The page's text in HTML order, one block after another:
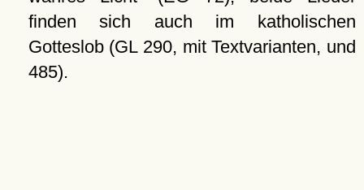
finden sich auch im katholischen
Gotteslob (GL 290, mit Textvarianten, und
485).